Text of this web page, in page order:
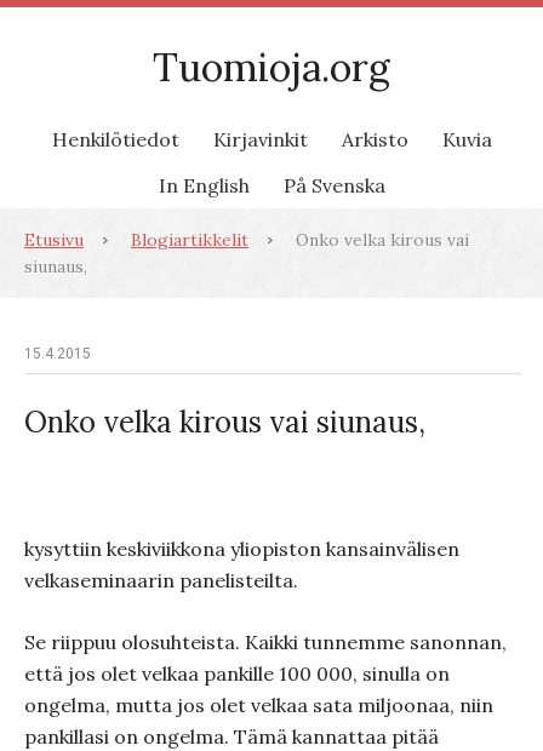
Tuomioja.org
Henkilötiedot Kirjavinkit Arkisto
Kuvia
In English
På Svenska
Etusivu Blogiartikkelit
Onko velka kirous vai
siunaus,
15.4.2015
Onko velka kirous vai siunaus,
kysyttiin keskiviikkona yliopiston kansainvälisen
velkaseminaarin panelisteilta.
Se riippuu olosuhteista. Kaikki tunnemme sanonnan,
että jos olet velkaa pankille 100 000, sinulla on
ongelma, mutta jos olet velkaa sata miljoonaa, niin
pankillasi on ongelma. Tämä kannattaa pitää